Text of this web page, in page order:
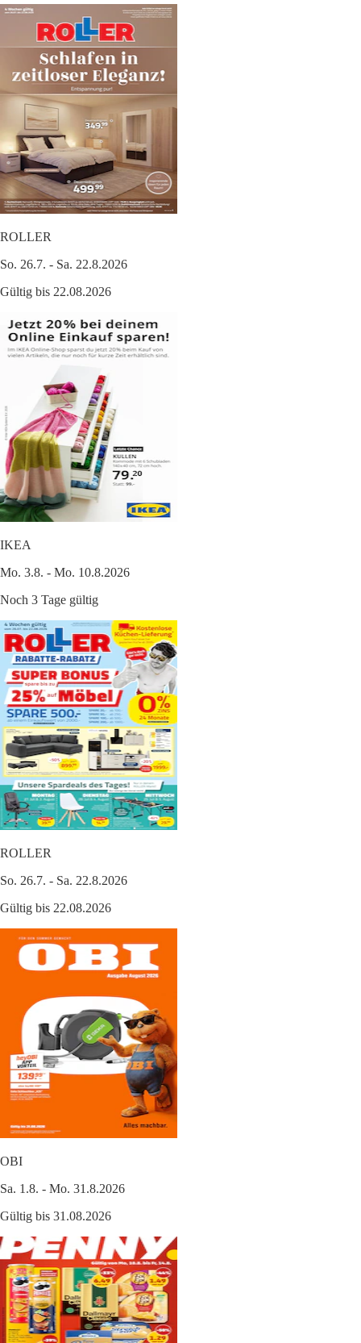
ROLLER
So. 26.7. - Sa. 22.8.2026
Gültig bis 22.08.2026
IKEA
Mo. 3.8. - Mo. 10.8.2026
Noch 3 Tage gültig
ROLLER
So. 26.7. - Sa. 22.8.2026
Gültig bis 22.08.2026
OBI
Sa. 1.8. - Mo. 31.8.2026
Gültig bis 31.08.2026